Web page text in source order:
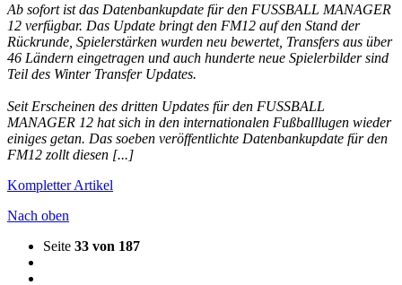
Ab sofort ist das Datenbankupdate für den FUSSBALL MANAGER
12 verfügbar. Das Update bringt den FM12 auf den Stand der
Rückrunde, Spielerstärken wurden neu bewertet, Transfers aus über
46 Ländern eingetragen und auch hunderte neue Spielerbilder sind
Teil des Winter Transfer Updates.
Seit Erscheinen des dritten Updates für den FUSSBALL
MANAGER 12 hat sich in den internationalen Fußballlugen wieder
einiges getan. Das soeben veröffentlichte Datenbankupdate für den
FM12 zollt diesen [...]
Kompletter Artikel
Nach oben
Seite 33 von 187